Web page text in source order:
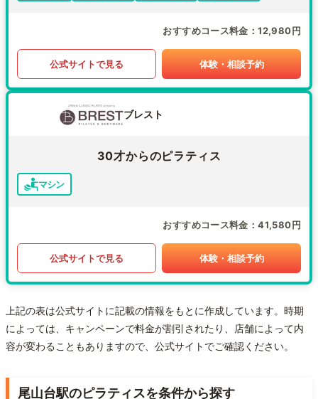
おすすめコース料金 12,980円
公式サイトで見る 体験・相談予約
ブレスト
30才からのピラティス
マシン
おすすめコース料金 41,580円
公式サイトで見る 体験・相談予約
上記の表は公式サイトに記載の情報をもとに作成しています。時期
によっては、キャンペーンで料金が割引されたり、店舗によって内
容が変わることもありますので、公式サイトでご確認ください。
尾山台駅のピラティスを条件から探す